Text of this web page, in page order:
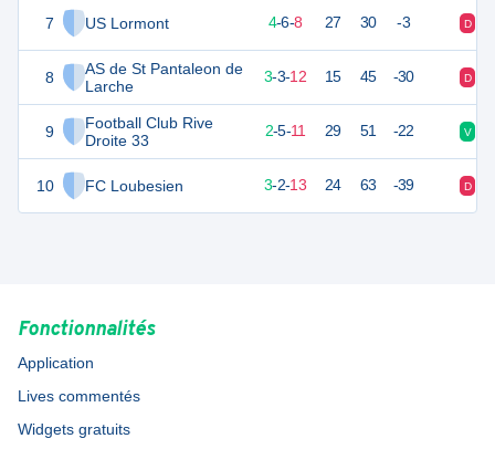
7 US Lormont
8
AS de St Pantaleon de
Larche
9
Football Club Rive
Droite 33
10 FC Loubesien
4-6-8 27 30 -3 D
12 18 3-3-12 15 45 -30 D
11 2-5-11 29 51 -22 V
3-2-13 24 63 -39 D
Fonctionnalités
Application
Lives commentés
Widgets gratuits